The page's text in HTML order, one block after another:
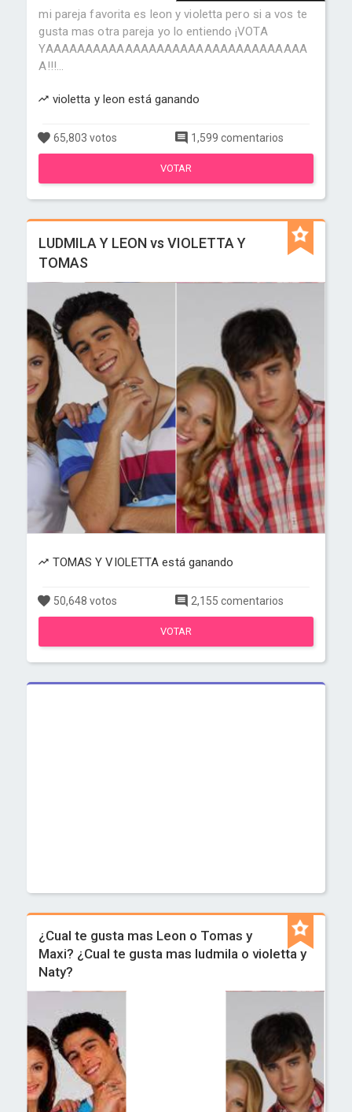
mi pareja favorita es leon y violetta pero si a vos te
gusta mas otra pareja yo lo entiendo ¡VOTA
YAAAAAAAAAAAAAAAAAAAAAAAAAAAAAAAAA
A!!!...
violetta y leon está ganando
65,803 votos 1,599 comentarios
VOTAR
LUDMILA Y LEON vs VIOLETTA Y
TOMAS
TOMAS Y VIOLETTA está ganando
50,648 votos 2,155 comentarios
VOTAR
¿Cual te gusta mas Leon o Tomas y
Maxi? ¿Cual te gusta mas ludmila o violetta y
Naty?